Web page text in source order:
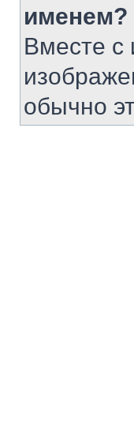
именем?
Вместе с
обычно